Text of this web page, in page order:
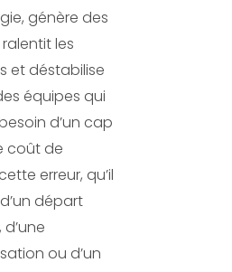
génère des
les
et déstabilise
équipes qui
d’un cap
coût de
erreur, qu’il
départ
ou d’un